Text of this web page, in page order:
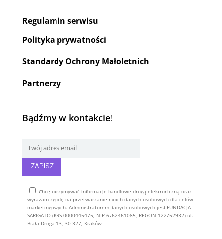
Regulamin serwisu
Polityka prywatności
Standardy Ochrony Małoletnich
Partnerzy
Bądźmy w kontakcie!
Chcę otrzymywać informacje handlowe drogą elektroniczną oraz
wyrażam zgodę na przetwarzanie moich danych osobowych dla celów
marketingowych. Administratorem danych osobowych jest FUNDACJA
SARIGATO (KRS 0000445475, NIP 6762461085, REGON 122752932) ul.
Biała Droga 13, 30-327, Kraków